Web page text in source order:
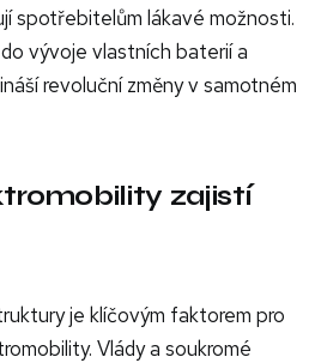
spotřebitelům lákavé možnosti.
vývoje vlastních baterií a
revoluční změny v samotném
zajistí
je klíčovým faktorem pro
Vlády a soukromé